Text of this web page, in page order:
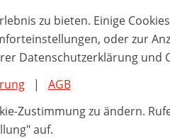
zu bieten. Einige
oder zur
Datenschutzerklärung und
| AGB
Zustimmung zu ändern.
auf.